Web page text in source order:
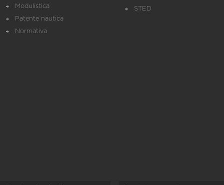
Modulistica
Patente nautica
Normativa
STED